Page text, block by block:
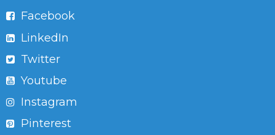
Facebook
LinkedIn
Twitter
Youtube
Instagram
Pinterest